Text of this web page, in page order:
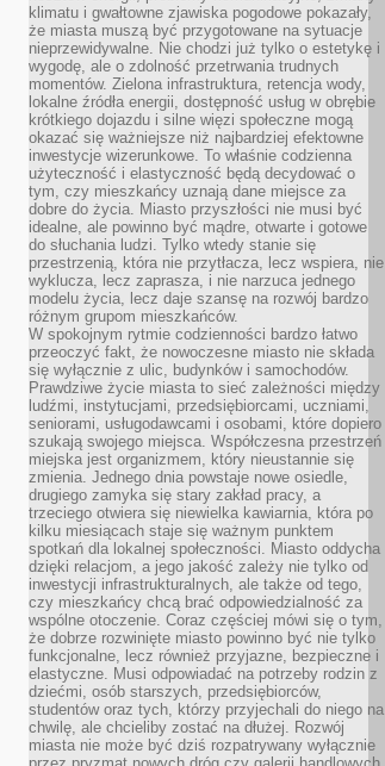
klimatu i gwałtowne zjawiska pogodowe pokazały,
że miasta muszą być przygotowane na sytuacje
nieprzewidywalne. Nie chodzi już tylko o estetykę i
wygodę, ale o zdolność przetrwania trudnych
momentów. Zielona infrastruktura, retencja wody,
lokalne źródła energii, dostępność usług w obrębie
krótkiego dojazdu i silne więzi społeczne mogą
okazać się ważniejsze niż najbardziej efektowne
inwestycje wizerunkowe. To właśnie codzienna
użyteczność i elastyczność będą decydować o
tym, czy mieszkańcy uznają dane miejsce za
dobre do życia. Miasto przyszłości nie musi być
idealne, ale powinno być mądre, otwarte i gotowe
do słuchania ludzi. Tylko wtedy stanie się
przestrzenią, która nie przytłacza, lecz wspiera, nie
wyklucza, lecz zaprasza, i nie narzuca jednego
modelu życia, lecz daje szansę na rozwój bardzo
różnym grupom mieszkańców.
W spokojnym rytmie codzienności bardzo łatwo
przeoczyć fakt, że nowoczesne miasto nie składa
się wyłącznie z ulic, budynków i samochodów.
Prawdziwe życie miasta to sieć zależności między
ludźmi, instytucjami, przedsiębiorcami, uczniami,
seniorami, usługodawcami i osobami, które dopiero
szukają swojego miejsca. Współczesna przestrzeń
miejska jest organizmem, który nieustannie się
zmienia. Jednego dnia powstaje nowe osiedle,
drugiego zamyka się stary zakład pracy, a
trzeciego otwiera się niewielka kawiarnia, która po
kilku miesiącach staje się ważnym punktem
spotkań dla lokalnej społeczności. Miasto oddycha
dzięki relacjom, a jego jakość zależy nie tylko od
inwestycji infrastrukturalnych, ale także od tego,
czy mieszkańcy chcą brać odpowiedzialność za
wspólne otoczenie. Coraz częściej mówi się o tym,
że dobrze rozwinięte miasto powinno być nie tylko
funkcjonalne, lecz również przyjazne, bezpieczne i
elastyczne. Musi odpowiadać na potrzeby rodzin z
dziećmi, osób starszych, przedsiębiorców,
studentów oraz tych, którzy przyjechali do niego na
chwilę, ale chcieliby zostać na dłużej. Rozwój
miasta nie może być dziś rozpatrywany wyłącznie